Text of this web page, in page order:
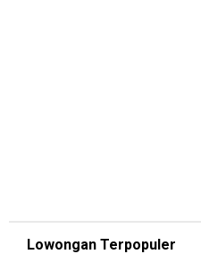
Lowongan Terpopuler